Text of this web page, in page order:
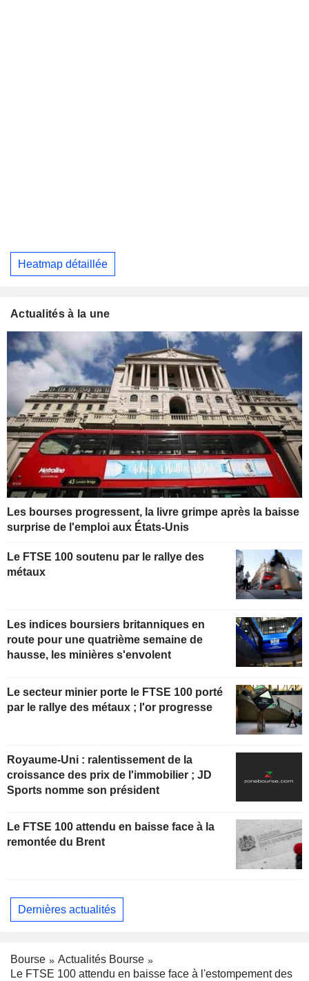
Heatmap détaillée
Actualités à la une
Les bourses progressent, la livre grimpe après la baisse
surprise de l'emploi aux États-Unis
Le FTSE 100 soutenu par le rallye des
métaux
Les indices boursiers britanniques en
route pour une quatrième semaine de
hausse, les minières s'envolent
Le secteur minier porte le FTSE 100 porté
par le rallye des métaux ; l'or progresse
Royaume-Uni : ralentissement de la
croissance des prix de l'immobilier ; JD
Sports nomme son président
Le FTSE 100 attendu en baisse face à la
remontée du Brent
Dernières actualités
Bourse
Actualités Bourse
Le FTSE 100 attendu en baisse face à l'estompement des